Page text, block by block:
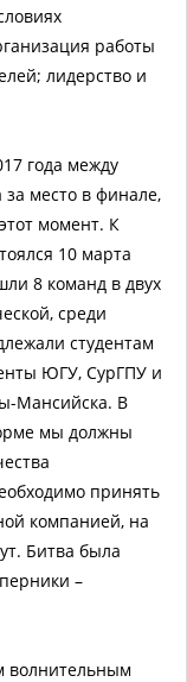
работы
лидерство и
года между
место в финале,
момент. К
10 марта
8 команд в двух
среди
студентам
ЮГУ, СурГПУ и
Мансийска. В
мы должны
принять
компанией, на
Битва была
–
волнительным